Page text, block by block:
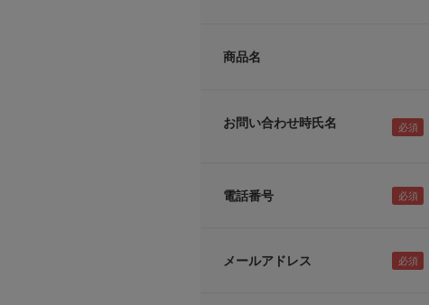
商品名
お問い合わせ時氏名
電話番号
メールアドレス